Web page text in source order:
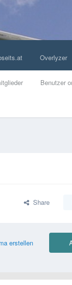
Benutzer
Overlyzer
Share
erstellen